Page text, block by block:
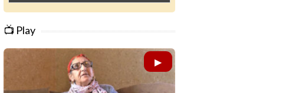
📺 Play